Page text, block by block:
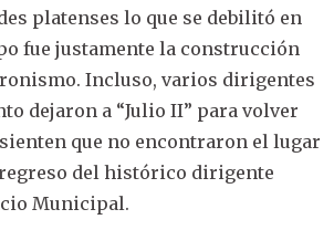
platenses lo que se debilitó en
fue justamente la construcción
Incluso, varios dirigentes
dejaron a “Julio II” para volver
que no encontraron el lugar
del histórico dirigente
Municipal.